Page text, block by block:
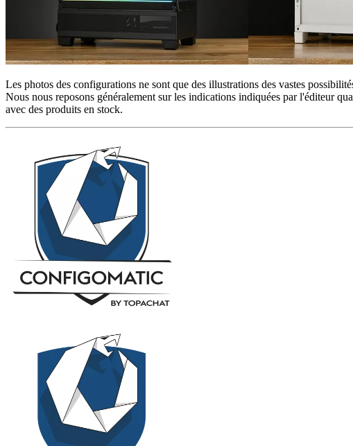
Les photos des configurations ne sont que des illustrations des vastes
Nous nous reposons généralement sur les indications indiquées par l'éditeur
avec des produits en stock.